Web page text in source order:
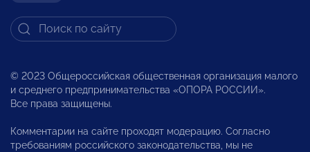
© 2023 Общероссийская общественная организация малого
и среднего предпринимательства «ОПОРА РОССИИ».
Все права защищены.
Комментарии на сайте проходят модерацию. Согласно
требованиям российского законодательства, мы не